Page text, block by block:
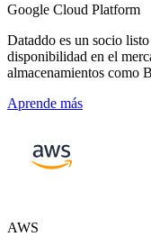
Google Cloud Platform
Dataddo es un socio
disponibilidad en el
almacenamientos
Aprende más
AWS